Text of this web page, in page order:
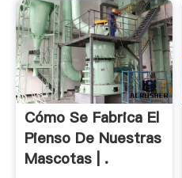
Cómo Se Fabrica El
Pienso De Nuestras
Mascotas | .